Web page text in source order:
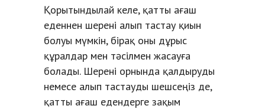
Қорытындылай келе, қатты ағаш
еденнен шерені алып тастау қиын
болуы мүмкін, бірақ оны дұрыс
құралдар мен тәсілмен жасауға
болады. Шерені орнында қалдыруды
немесе алып тастауды шешсеңіз де,
қатты ағаш едендерге зақым